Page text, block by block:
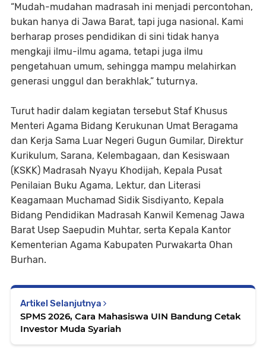
“Mudah-mudahan madrasah ini menjadi percontohan,
bukan hanya di Jawa Barat, tapi juga nasional. Kami
berharap proses pendidikan di sini tidak hanya
mengkaji ilmu-ilmu agama, tetapi juga ilmu
pengetahuan umum, sehingga mampu melahirkan
generasi unggul dan berakhlak,” tuturnya.
Turut hadir dalam kegiatan tersebut Staf Khusus
Menteri Agama Bidang Kerukunan Umat Beragama
dan Kerja Sama Luar Negeri Gugun Gumilar, Direktur
Kurikulum, Sarana, Kelembagaan, dan Kesiswaan
(KSKK) Madrasah Nyayu Khodijah, Kepala Pusat
Penilaian Buku Agama, Lektur, dan Literasi
Keagamaan Muchamad Sidik Sisdiyanto, Kepala
Bidang Pendidikan Madrasah Kanwil Kemenag Jawa
Barat Usep Saepudin Muhtar, serta Kepala Kantor
Kementerian Agama Kabupaten Purwakarta Ohan
Burhan.
Artikel Selanjutnya
SPMS 2026, Cara Mahasiswa UIN Bandung Cetak
Investor Muda Syariah